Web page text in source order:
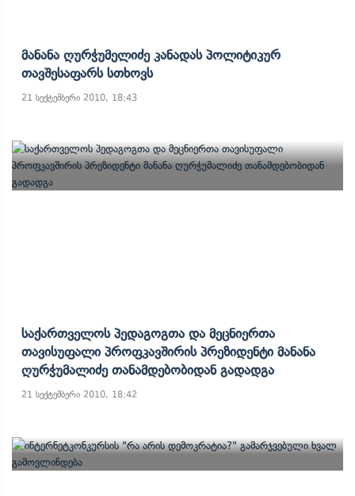
Მანანა Ღურჭუმელიძე Კანადას Პოლიტიკურ
Თავშესაფარს Სთხოვს
21 სექტემბერი 2010, 18:43
Საქართველოს Პედაგოგთა Და Მეცნიერთა
Თავისუფალი Პროფკავშირის Პრეზიდენტი Მანანა
Ღურჭუმალიძე Თანამდებობიდან Გადადგა
21 სექტემბერი 2010, 18:42